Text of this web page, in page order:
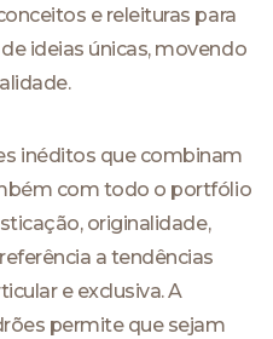
e releituras para
ideias únicas, movendo
inéditos que combinam
com todo o portfólio
originalidade,
a tendências
e exclusiva. A
permite que sejam